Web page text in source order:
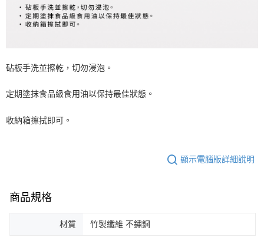
砧板手洗並擦乾，切勿浸泡。
定期塗抹食品級食用油以保持最佳狀態。
收納箱擦拭即可。
顯示電腦版詳細說明
商品規格
材質 竹製纖維 不鏽鋼